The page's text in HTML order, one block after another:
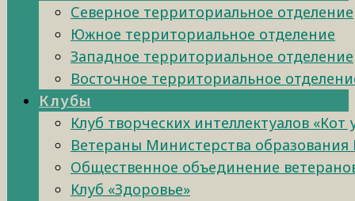
Северное территориальное отделение
Южное территориальное отделение
Западное территориальное отделение
Восточное территориальное
Клубы
Клуб творческих интеллектуалов «Кот
Ветераны Министерства образования
Общественное объединение
Клуб «Здоровье»